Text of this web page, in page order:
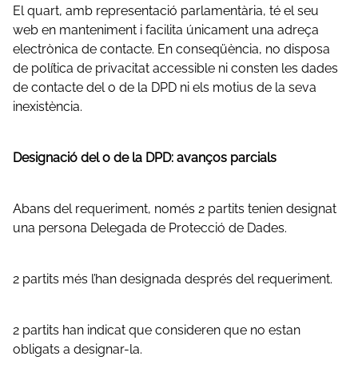
El quart, amb representació parlamentària, té el seu
web en manteniment i facilita únicament una adreça
electrònica de contacte. En conseqüència, no disposa
de política de privacitat accessible ni consten les dades
de contacte del o de la DPD ni els motius de la seva
inexistència.
Designació del o de la DPD: avanços parcials
Abans del requeriment, només 2 partits tenien designat
una persona Delegada de Protecció de Dades.
2 partits més l’han designada després del requeriment.
2 partits han indicat que consideren que no estan
obligats a designar-la.